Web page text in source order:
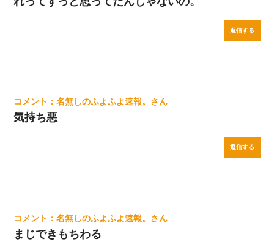
返信する
名無しのふよふよ速報。
気持ち悪
返信する
名無しのふよふよ速報。
まじできもちわる